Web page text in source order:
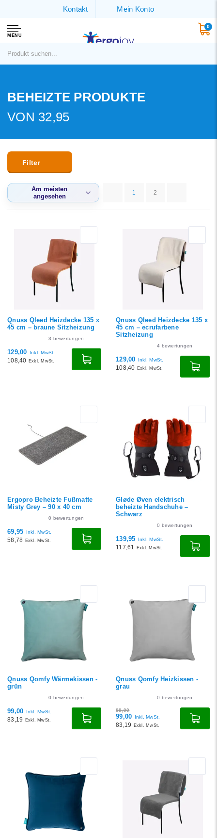
Kontakt Mein Konto
MENU
0
BEHEIZTE PRODUKTE
VON 32,95
Filter
Am meisten
angesehen
Neueste Produkte
Niedrigster Preis
Höchster Preis
1 2
Qnuss Qleed Heizdecke 135 x
45 cm – braune Sitzheizung
3 bewertungen
129,00 Inkl. MwSt.
108,40 Exkl. MwSt.
Qnuss Qleed Heizdecke 135 x
45 cm – ecrufarbene
Sitzheizung
4 bewertungen
129,00 Inkl. MwSt.
108,40 Exkl. MwSt.
Ergopro Beheizte Fußmatte
Misty Grey – 90 x 40 cm
0 bewertungen
69,95 Inkl. MwSt.
58,78 Exkl. MwSt.
Gløde Øven elektrisch
beheizte Handschuhe –
Schwarz
0 bewertungen
139,95 Inkl. MwSt.
117,61 Exkl. MwSt.
Qnuss Qomfy Wärmekissen -
grün
0 bewertungen
99,00 Inkl. MwSt.
83,19 Exkl. MwSt.
Qnuss Qomfy Heizkissen -
grau
0 bewertungen
99,00
99,00 Inkl. MwSt.
83,19 Exkl. MwSt.